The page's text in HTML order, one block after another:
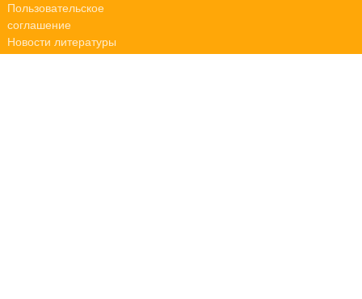
Пользовательское
соглашение
Новости литературы